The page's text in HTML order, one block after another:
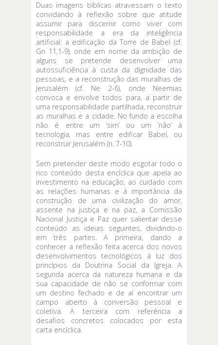
Duas imagens bíblicas atravessam o texto
convidando à reflexão sobre que atitude
assumir para discernir como viver com
responsabilidade a era da inteligência
artificial: a edificação da Torre de Babel (cf.
Gn 11,1-9), onde em nome da ambição de
alguns se pretende desenvolver uma
autossuficiência à custa da dignidade das
pessoas, e a reconstrução das muralhas de
Jerusalém (cf. Ne 2-6), onde Neemias
convoca e envolve todos para, a partir de
uma responsabilidade partilhada, reconstruir
as muralhas e a cidade. No fundo a escolha
não é entre um ‘sim’ ou um ‘não’ à
tecnologia, mas entre edificar Babel, ou
reconstruir Jerusalém (n. 7-10).
Sem pretender deste modo esgotar todo o
rico conteúdo desta encíclica que apela ao
investimento na educação, ao cuidado com
as relações humanas e à importância da
construção de uma civilização do amor,
assente na justiça e na paz, a Comissão
Nacional Justiça e Paz quer salientar desse
conteúdo as ideias seguintes, dividindo-o
em três partes. A primeira, dando a
conhecer a reflexão feita acerca dos novos
desenvolvimentos tecnológicos à luz dos
princípios da Doutrina Social da Igreja. A
segunda acerca da natureza humana e da
sua capacidade de não se conformar com
um destino fechado e de aí encontrar um
campo aberto à conversão pessoal e
coletiva. A terceira com referência a
desafios concretos colocados por esta
carta encíclica.